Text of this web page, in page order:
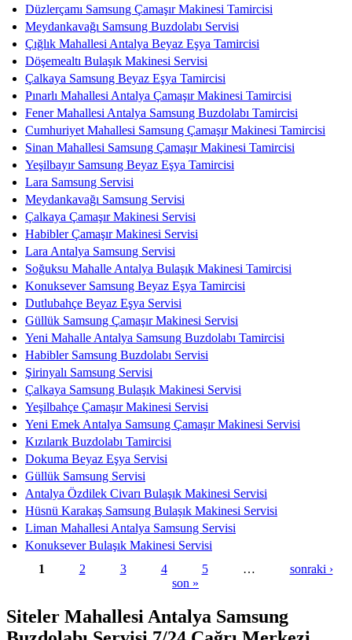
Düzlerçamı Samsung Çamaşır Makinesi Tamircisi
Meydankavağı Samsung Buzdolabı Servisi
Çığlık Mahallesi Antalya Beyaz Eşya Tamircisi
Döşemealtı Bulaşık Makinesi Servisi
Çalkaya Samsung Beyaz Eşya Tamircisi
Pınarlı Mahallesi Antalya Çamaşır Makinesi Tamircisi
Fener Mahallesi Antalya Samsung Buzdolabı Tamircisi
Cumhuriyet Mahallesi Samsung Çamaşır Makinesi Tamircisi
Sinan Mahallesi Samsung Çamaşır Makinesi Tamircisi
Yeşilbayır Samsung Beyaz Eşya Tamircisi
Lara Samsung Servisi
Meydankavağı Samsung Servisi
Çalkaya Çamaşır Makinesi Servisi
Habibler Çamaşır Makinesi Servisi
Lara Antalya Samsung Servisi
Soğuksu Mahalle Antalya Bulaşık Makinesi Tamircisi
Konuksever Samsung Beyaz Eşya Tamircisi
Dutlubahçe Beyaz Eşya Servisi
Güllük Samsung Çamaşır Makinesi Servisi
Yeni Mahalle Antalya Samsung Buzdolabı Tamircisi
Habibler Samsung Buzdolabı Servisi
Şirinyalı Samsung Servisi
Çalkaya Samsung Bulaşık Makinesi Servisi
Yeşilbahçe Çamaşır Makinesi Servisi
Yeni Emek Antalya Samsung Çamaşır Makinesi Servisi
Kızılarık Buzdolabı Tamircisi
Dokuma Beyaz Eşya Servisi
Güllük Samsung Servisi
Antalya Özdilek Civarı Bulaşık Makinesi Servisi
Hüsnü Karakaş Samsung Bulaşık Makinesi Servisi
Liman Mahallesi Antalya Samsung Servisi
Konuksever Bulaşık Makinesi Servisi
1 2 3 4 5 …
sonraki ›
son »
Siteler Mahallesi Antalya Samsung